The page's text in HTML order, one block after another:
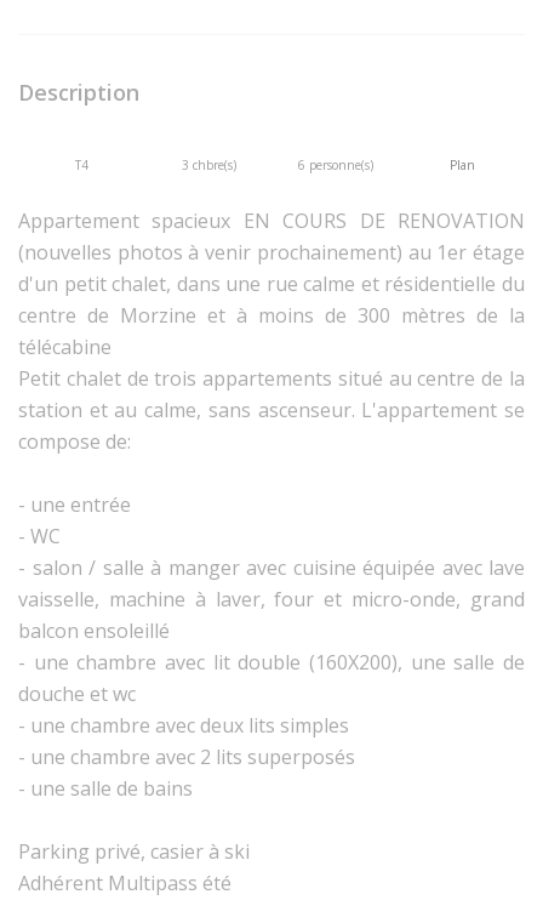
Description
T4 3 chbre(s) 6 personne(s) Plan
Appartement spacieux EN COURS DE RENOVATION
(nouvelles photos à venir prochainement) au 1er étage
d'un petit chalet, dans une rue calme et résidentielle du
centre de Morzine et à moins de 300 mètres de la
télécabine
Petit chalet de trois appartements situé au centre de la
station et au calme, sans ascenseur. L'appartement se
compose de:
- une entrée
- WC
- salon / salle à manger avec cuisine équipée avec lave
vaisselle, machine à laver, four et micro-onde, grand
balcon ensoleillé
- une chambre avec lit double (160X200), une salle de
douche et wc
- une chambre avec deux lits simples
- une chambre avec 2 lits superposés
- une salle de bains
Parking privé, casier à ski
Adhérent Multipass été